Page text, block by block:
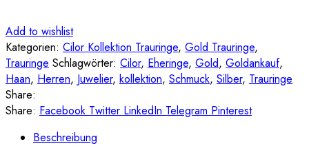
Add to wishlist
Kategorien: Cilor Kollektion Trauringe, Gold Trauringe,
Trauringe Schlagwörter: Cilor, Eheringe, Gold, Goldankauf,
Haan, Herren, Juwelier, kollektion, Schmuck, Silber, Trauringe
Share:
Share: Facebook Twitter LinkedIn Telegram Pinterest
Beschreibung